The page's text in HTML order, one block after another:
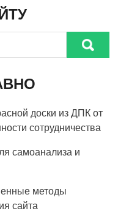
доски из ДПК от
сотрудничества
самоанализа и
методы
сайта